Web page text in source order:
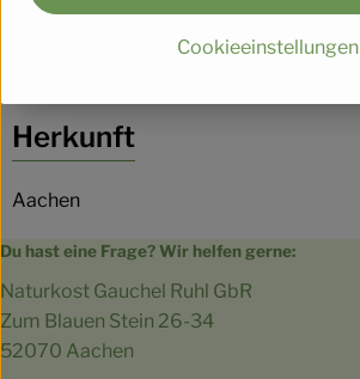
Produktinformationen
Herkunft
Aachen
Du hast eine Frage? Wir helfen gerne:
Naturkost Gauchel Ruhl GbR
Zum Blauen Stein 26-34
52070 Aachen
Cookieeinstellungen